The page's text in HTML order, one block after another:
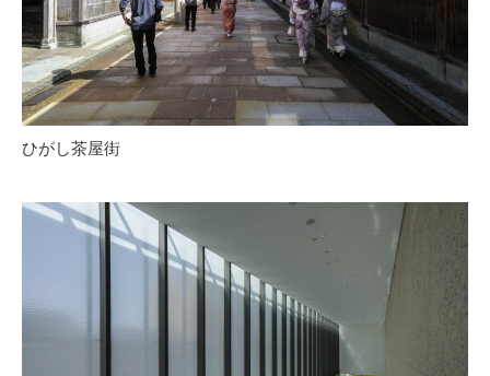
ひがし茶屋街